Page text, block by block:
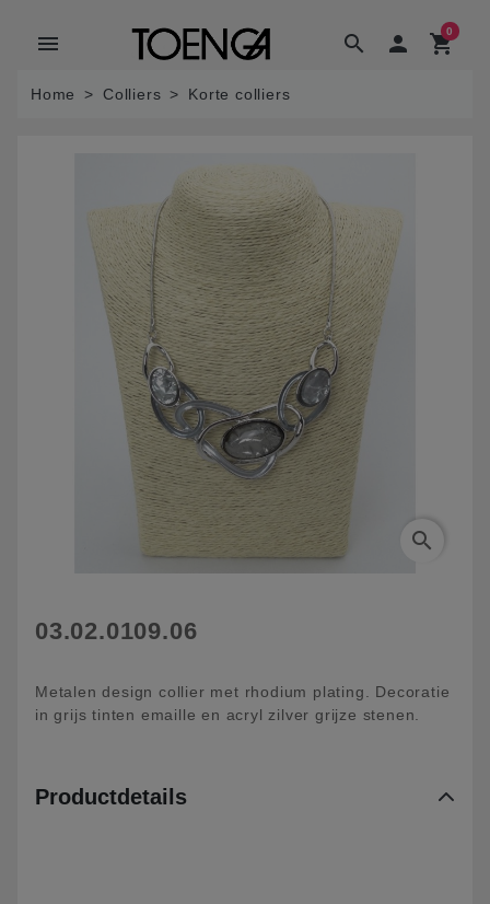
search
menu  shopping_cart
0
Home Colliers Korte colliers
search
03.02.0109.06
Metalen design collier met rhodium plating. Decoratie
in grijs tinten emaille en acryl zilver grijze stenen.
Productdetails